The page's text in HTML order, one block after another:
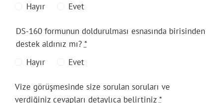
Hayır
Evet
DS-160 formunun doldurulması esnasında birisinden
destek aldınız mı? *
Hayır
Evet
Vize görüşmesinde size sorulan soruları ve
verdiğiniz cevapları detaylıca belirtiniz *